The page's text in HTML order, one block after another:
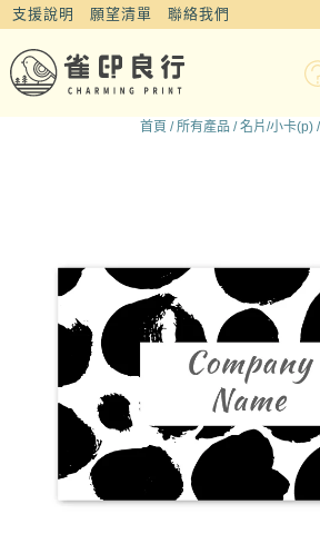
支援說明 願望清單 聯絡我們
首頁 /所有產品 /名片/小卡(p)